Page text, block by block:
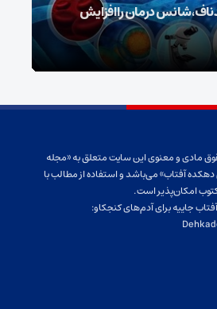
شانس درمان را افزایش
مادی و معنوی این سایت متعلق به «مجله
دهکده آفتاب» می‌باشد و استفاده از مطالب با
امکان‌پذیر است.
جاییه برای آدم‌های کنجکاو: